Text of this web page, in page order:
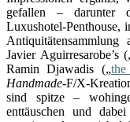
gefallen – darunter
Luxushotel-Penthouse,
Javier Aguirresarobe’s
Ramin Djawadis („
Handmade-F/X-
sind spitze –
enttäuschen und